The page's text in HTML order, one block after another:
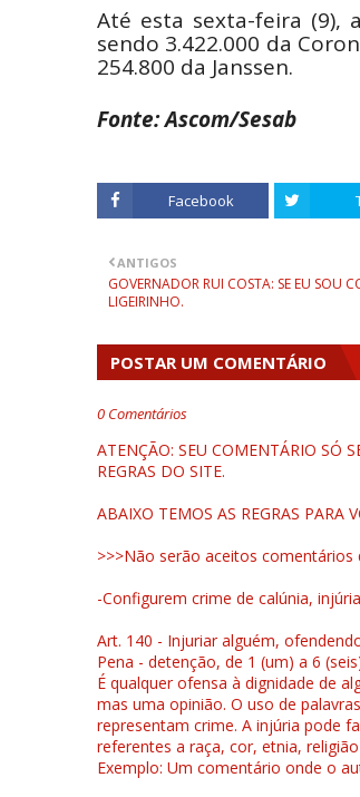
Até esta sexta-feira (9),
sendo 3.422.000 da
254.800 da Janssen.
Fonte: Ascom/Sesab
Facebook
ANTIGOS
GOVERNADOR RUI COSTA: SE EU SOU
LIGEIRINHO.
POSTAR UM COMENTÁRIO
0 Comentários
ATENÇÃO: SEU COMENTÁRIO SÓ
REGRAS DO SITE.
ABAIXO TEMOS AS REGRAS PARA
>>>Não serão aceitos comentários
-Configurem crime de calúnia,
Art. 140 - Injuriar alguém,
Pena - detenção, de 1 (um) a 6
É qualquer ofensa à dignidade de
mas uma opinião. O uso de
representam crime. A injúria pode
referentes a raça, cor, etnia,
Exemplo: Um comentário onde o